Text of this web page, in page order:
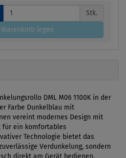
Stk.
legen
DML M06 1100K in der
Farbe Dunkelblau mit
vereint modernes Design mit
für ein komfortables
Technologie bietet das
Verdunkelung, sondern
direkt am Gerät bedienen.